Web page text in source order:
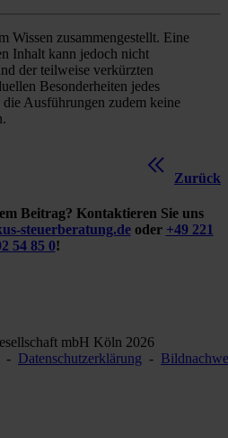
Wissen zusammengestellt. Eine
Inhalt kann jedoch nicht
der teilweise verkürzten
Besonderheiten jedes
Ausführungen zudem keine
Zurück
Beitrag? Kontaktieren Sie uns
steuerberatung.deoder +49 221
54 85 0!
mbH Köln 2026
- Datenschutzerklärung -